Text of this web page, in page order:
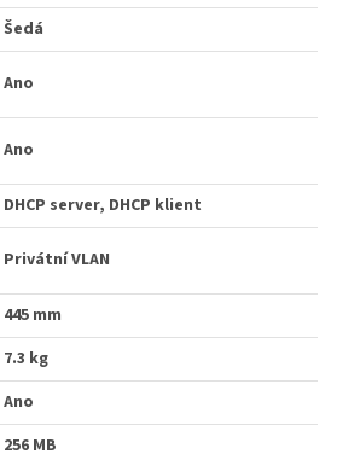
Šedá
Ano
Ano
DHCP server, DHCP klient
Privátní VLAN
445 mm
7.3 kg
Ano
256 MB